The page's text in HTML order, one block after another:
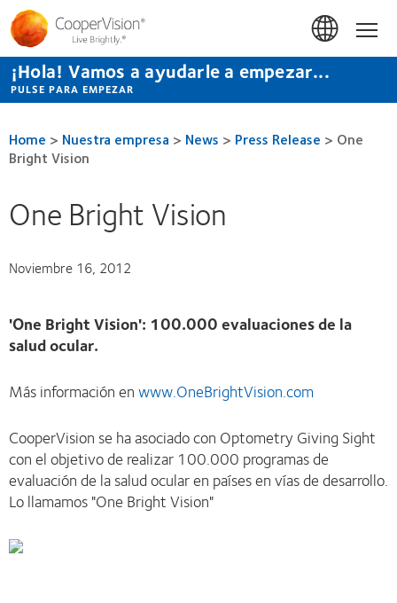
Pasar
contenido
principal
¡Hola! Vamos a ayudarle a empezar...
PULSE PARA EMPEZAR
Home > Nuestra empresa > News > Press Release > One
Bright Vision
One Bright Vision
Noviembre 16, 2012
'One Bright Vision': 100.000 evaluaciones de la
salud ocular.
Más información enwww.OneBrightVision.com
CooperVision se ha asociado con Optometry Giving Sight
con el objetivo de realizar 100.000 programas de
evaluación de la salud ocular en países en vías de desarrollo.
Lo llamamos "One Bright Vision"